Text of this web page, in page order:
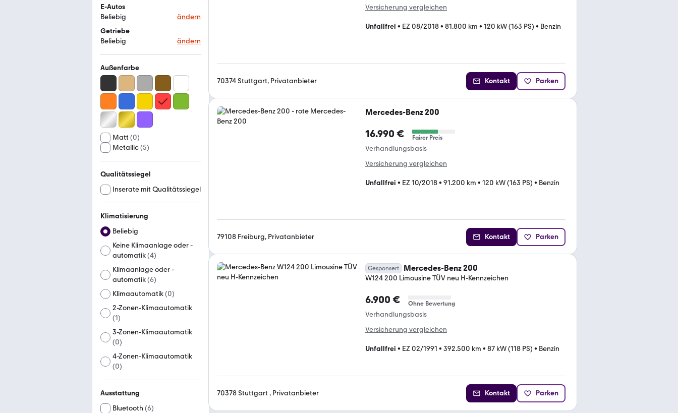
E-Autos
Beliebig
ändern
Getriebe
Beliebig
ändern
Außenfarbe
Matt (0)
Metallic(5)
Qualitätssiegel
Inserate mit Qualitätssiegel
Klimatisierung
Beliebig
Keine Klimaanlage oder -
automatik(4)
Klimaanlage oder -
automatik(6)
Klimaautomatik(0)
2-Zonen-Klimaautomatik
(1)
3-Zonen-Klimaautomatik
(0)
4-Zonen-Klimaautomatik
(0)
Ausstattung
Bluetooth (6)
Versicherung vergleichen
Unfallfrei • EZ 08/2018• 81.800 km • 120 kW (163 PS) • Benzin
70374 Stuttgart, Privatanbieter Kontakt Parken
Mercedes-Benz 200
16.990 € Fairer Preis
Verhandlungsbasis
Versicherung vergleichen
Unfallfrei • EZ 10/2018• 91.200 km • 120 kW (163 PS) • Benzin
79108 Freiburg, Privatanbieter Kontakt Parken
Gesponsert Mercedes-Benz 200
W124 200 Limousine TÜV neu H-Kennzeichen
6.900 € Ohne Bewertung
Verhandlungsbasis
Versicherung vergleichen
Unfallfrei • EZ 02/1991 • 392.500 km • 87 kW (118 PS) • Benzin
70378 Stuttgart , Privatanbieter Kontakt Parken